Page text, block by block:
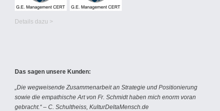
Details dazu >
Das sagen unsere Kunden:
„Die wegweisende Zusammenarbeit an Strategie und Positionierung
sowie die empathische Art von Fr. Schmidt haben mich enorm voran
gebracht.“ – C. Schultheiss, KulturDeltaMensch.de